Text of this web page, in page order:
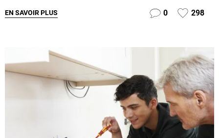
EN SAVOIR PLUS 0 298